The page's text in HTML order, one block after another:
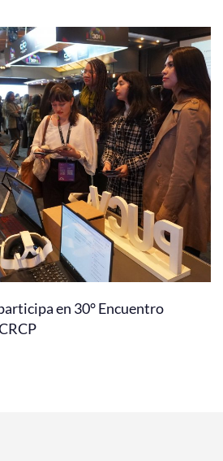
en 30° Encuentro